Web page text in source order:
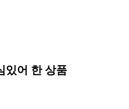
있어 한 상품